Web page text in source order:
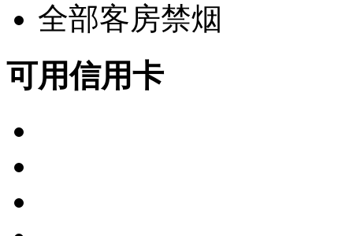
全部客房禁烟
可用信用卡